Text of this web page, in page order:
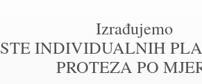
Izrađujemo
INDIVIDUALNIH
PROTEZA PO